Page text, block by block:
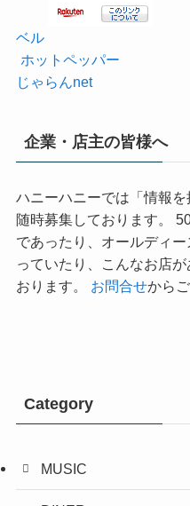
ベル
ホットペッパー
じゃらんnet
企業・店主の皆様へ
ハニーハニーでは「情報
随時募集しております。
であったり、オールディ
っていたり、こんなお店
おります。 お問合せから
Category
MUSIC